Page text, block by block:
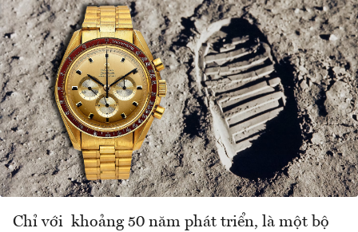
Chỉ với khoảng 50 năm phát triển, là một bộ